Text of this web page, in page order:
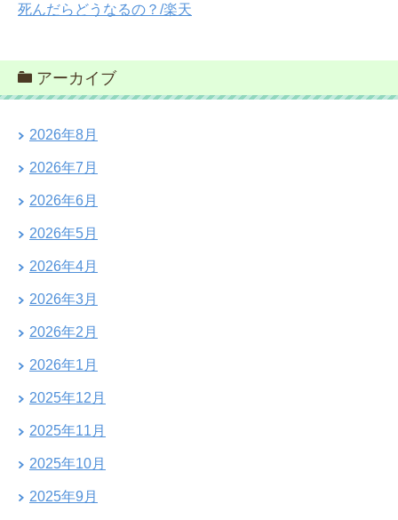
死んだらどうなるの？/楽天
アーカイブ
2026年8月
2026年7月
2026年6月
2026年5月
2026年4月
2026年3月
2026年2月
2026年1月
2025年12月
2025年11月
2025年10月
2025年9月